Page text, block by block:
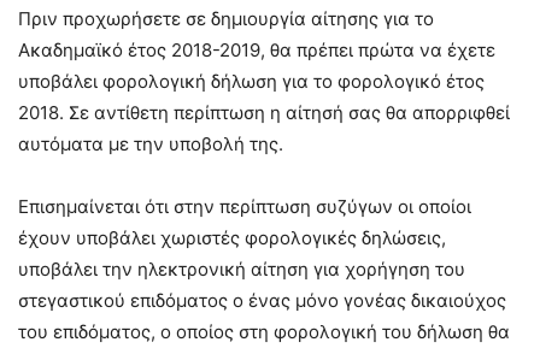
Πριν προχωρήσετε σε δημιουργία αίτησης για το
Ακαδημαϊκό έτος 2018-2019, θα πρέπει πρώτα να έχετε
υποβάλει φορολογική δήλωση για το φορολογικό έτος
2018. Σε αντίθετη περίπτωση η αίτησή σας θα απορριφθεί
αυτόματα με την υποβολή της.
Επισημαίνεται ότι στην περίπτωση συζύγων οι οποίοι
έχουν υποβάλει χωριστές φορολογικές δηλώσεις,
υποβάλει την ηλεκτρονική αίτηση για χορήγηση του
στεγαστικού επιδόματος ο ένας μόνο γονέας δικαιούχος
του επιδόματος, ο οποίος στη φορολογική του δήλωση θα